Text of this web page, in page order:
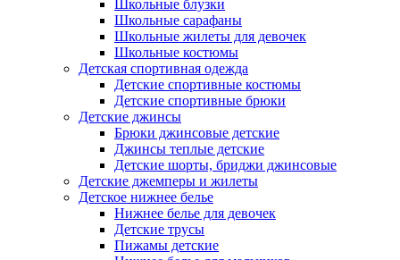
Школьные блузки
Школьные сарафаны
Школьные жилеты для девочек
Школьные костюмы
Детская спортивная одежда
Детские спортивные костюмы
Детские спортивные брюки
Детские джинсы
Брюки джинсовые детские
Джинсы теплые детские
Детские шорты, бриджи джинсовые
Детские джемперы и жилеты
Детское нижнее белье
Нижнее белье для девочек
Детские трусы
Пижамы детские